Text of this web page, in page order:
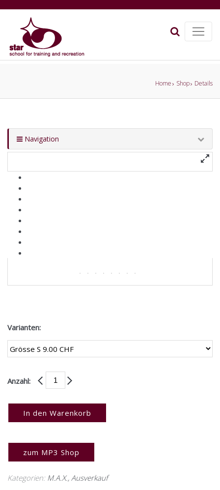
Home Shop Details
Navigation
Varianten:
Anzahl:
In den Warenkorb
zum MP3 Shop
Kategorien: M.A.X., Ausverkauf